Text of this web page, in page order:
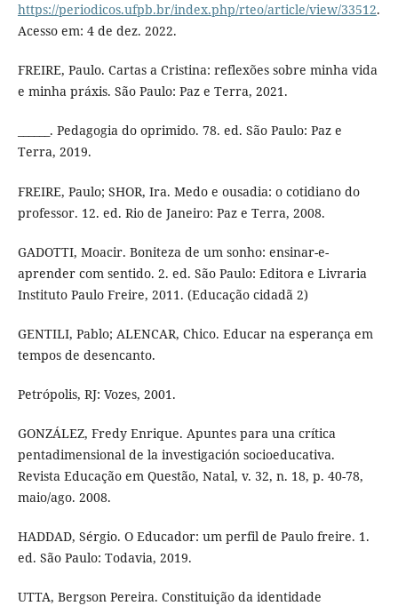
https://periodicos.ufpb.br/index.php/rteo/article/view/33512.
Acesso em: 4 de dez. 2022.
FREIRE, Paulo. Cartas a Cristina: reflexões sobre minha vida
e minha práxis. São Paulo: Paz e Terra, 2021.
______. Pedagogia do oprimido. 78. ed. São Paulo: Paz e
Terra, 2019.
FREIRE, Paulo; SHOR, Ira. Medo e ousadia: o cotidiano do
professor. 12. ed. Rio de Janeiro: Paz e Terra, 2008.
GADOTTI, Moacir. Boniteza de um sonho: ensinar-e-
aprender com sentido. 2. ed. São Paulo: Editora e Livraria
Instituto Paulo Freire, 2011. (Educação cidadã 2)
GENTILI, Pablo; ALENCAR, Chico. Educar na esperança em
tempos de desencanto.
Petrópolis, RJ: Vozes, 2001.
GONZÁLEZ, Fredy Enrique. Apuntes para una crítica
pentadimensional de la investigación socioeducativa.
Revista Educação em Questão, Natal, v. 32, n. 18, p. 40-78,
maio/ago. 2008.
HADDAD, Sérgio. O Educador: um perfil de Paulo freire. 1.
ed. São Paulo: Todavia, 2019.
UTTA, Bergson Pereira. Constituição da identidade